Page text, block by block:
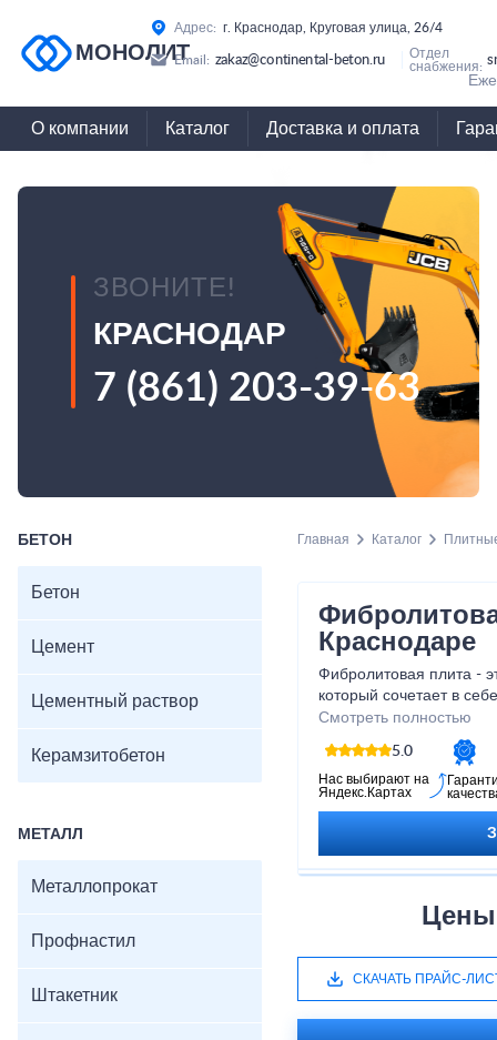
МОНОЛИТ
Адрес: г. Краснодар, Круговая улица, 26/4
Email: zakaz@continental-beton.ru
Отдел
снабжения:
О компании Каталог Доставка и оплата
ЗВОНИТЕ!
КРАСНОДАР
7 (861) 203-39-63
БЕТОН
Бетон
Цемент
Цементный раствор
Керамзитобетон
МЕТАЛЛ
Металлопрокат
Профнастил
Штакетник
Главная Каталог
Краснодаре
Фибролитовая плита -
который сочетает в
эстетическую
уникальным
стильным решением
строительства дома до
нам представить вам
Смотреть полностью
5.0
Нас выбирают на
Яндекс.Картах
СКАЧАТЬ ПРАЙС-